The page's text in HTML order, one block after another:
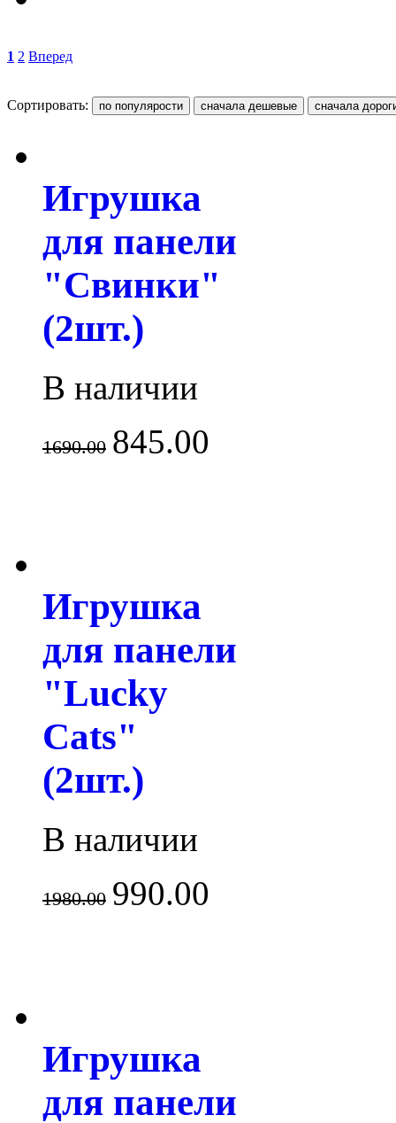
1 2 Вперед
Сортировать:
Игрушка
для панели
"Свинки"
(2шт.)
В наличии
1690.00 845.00
Игрушка
для панели
"Lucky
Cats"
(2шт.)
В наличии
1980.00 990.00
Игрушка
для панели